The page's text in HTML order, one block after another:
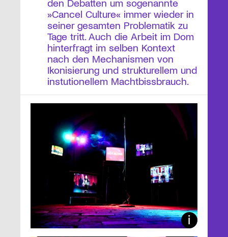
den Debatten um sogenannte
»Cancel Culture« immer wieder in
seiner gesamten Problematik zu
Tage tritt. Auch die Arbeit im Dom
hinterfragt im selben Kontext
nach den Mechanismen von
Ikonisierung und strukturellem und
instutionellem Machtbissbrauch.